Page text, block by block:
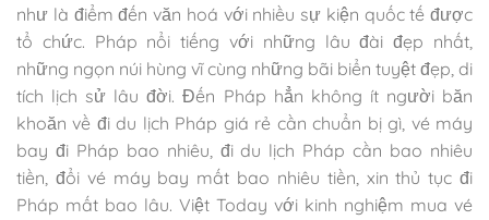
như là điểm đến văn hoá với nhiều sự kiện quốc tế được
tổ chức. Pháp nổi tiếng với những lâu đài đẹp nhất,
những ngọn núi hùng vĩ cùng những bãi biển tuyệt đẹp, di
tích lịch sử lâu đời. Đến Pháp hẳn không ít người băn
khoăn về đi du lịch Pháp giá rẻ cần chuẩn bị gì, vé máy
bay đi Pháp bao nhiêu, đi du lịch Pháp cần bao nhiêu
tiền, đổi vé máy bay mất bao nhiêu tiền, xin thủ tục đi
Pháp mất bao lâu. Việt Today với kinh nghiệm mua vé